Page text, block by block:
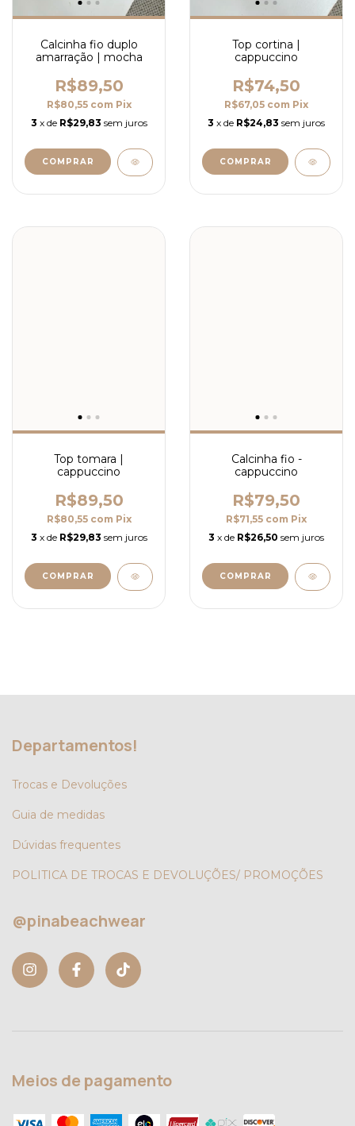
Calcinha fio duplo
amarração | mocha
R$89,50
R$80,55 com Pix
3 x de R$29,83 sem juros
COMPRAR
Top cortina |
cappuccino
R$74,50
R$67,05 com Pix
3 x de R$24,83 sem juros
COMPRAR
Top tomara |
cappuccino
R$89,50
R$80,55 com Pix
3 x de R$29,83 sem juros
COMPRAR
Calcinha fio -
cappuccino
R$79,50
R$71,55 com Pix
3 x de R$26,50 sem juros
COMPRAR
Departamentos!
Trocas e Devoluções
Guia de medidas
Dúvidas frequentes
POLITICA DE TROCAS E DEVOLUÇÕES/ PROMOÇÕES
@pinabeachwear
Meios de pagamento